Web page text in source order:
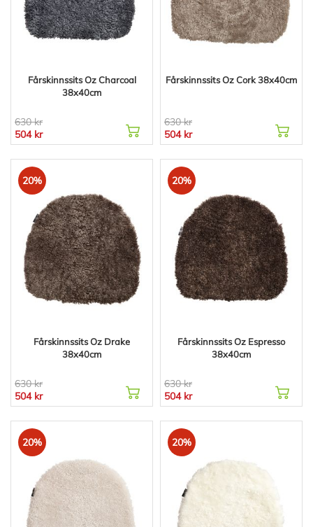
Fårskinnssits Oz Charcoal
38x40cm
630 kr
504 kr
Fårskinnssits Oz Cork 38x40cm
630 kr
504 kr
20%
Fårskinnssits Oz Drake
38x40cm
630 kr
504 kr
20%
Fårskinnssits Oz Espresso
38x40cm
630 kr
504 kr
20% 20%